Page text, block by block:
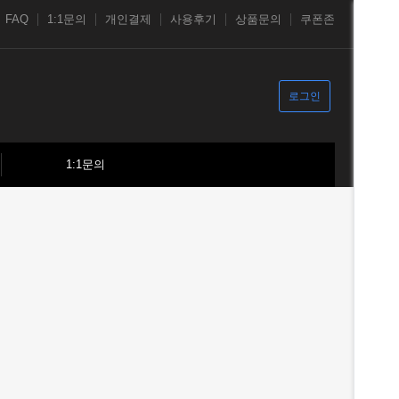
FAQ 1:1문의 개인결제 사용후기 상품문의 쿠폰존
로그인
1:1문의